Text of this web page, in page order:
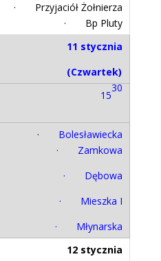
· Przyjaciół Żołnierza
· Bp Pluty
11 stycznia
(Czwartek)
15
30
·
Bolesławiecka
· Zamkowa
· Dębowa
· Mieszka I
· Młynarska
12 stycznia